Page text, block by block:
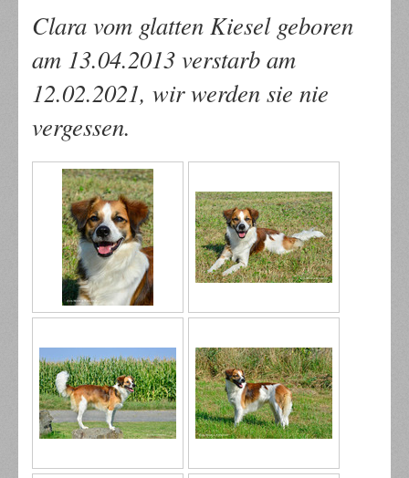
Clara vom glatten Kiesel geboren
am 13.04.2013 verstarb am
12.02.2021, wir werden sie nie
vergessen.